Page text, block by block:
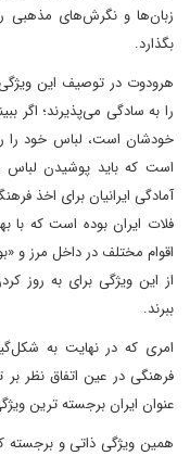
زبان‌ها و نگرش‌های مذهبی را
بگذارد.
هرودوت در توصیف این ویژگی
را به سادگی می‌پذیرند؛ اگر
خودشان است، لباس خود را
است که باید پوشیدن لباس
آمادگی ایرانیان برای اخذ
فلات ایران بوده است که با
اقوام مختلف در داخل مرز و
از این ویژگی برای به روز
ببرند.
امری که در نهایت به
فرهنگی در عین اتفاق نظر
عنوان ایران برجسته ترین
همین ویژگی ذاتی و برجسته